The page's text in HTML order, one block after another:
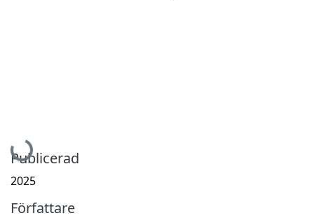
Hämtar...
Publicerad
2025
Författare